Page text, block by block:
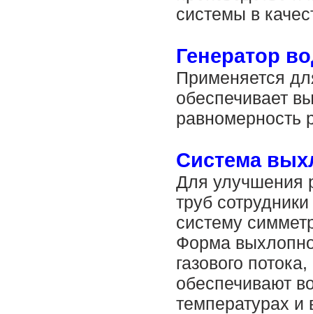
системы в
Генератор
Применяется
обеспечивает
равномерность
Система
Для улучшения
труб
систему
Форма
газового
обеспечивают
температурах и